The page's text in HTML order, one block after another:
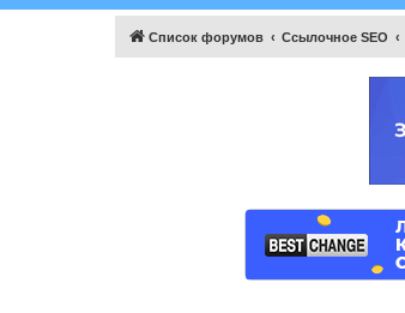
Список форумов Ссылочное SEO